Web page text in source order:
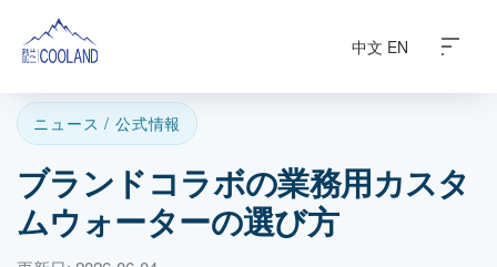
中文 EN
ブランド紹介
水源地
ニュース / 公式情報
ブランドコラボの業務用カスタ
ムウォーターの選び方